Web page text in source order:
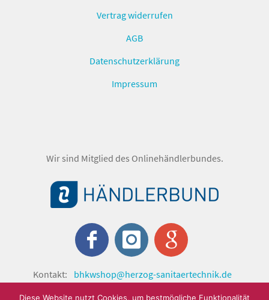
Vertrag widerrufen
AGB
Datenschutzerklärung
Impressum
Wir sind Mitglied des Onlinehändlerbundes.
Kontakt:
bhkwshop@herzog-sanitaertechnik.de
© shop.herzog-sanitaertechnik.de 2024 by Herzog
Diese Website nutzt Cookies, um bestmögliche Funktionalität